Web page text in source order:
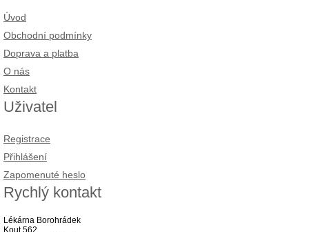
Úvod
Obchodní podmínky
Doprava a platba
O nás
Kontakt
Uživatel
Registrace
Přihlášení
Zapomenuté heslo
Rychlý kontakt
Lékárna Borohrádek